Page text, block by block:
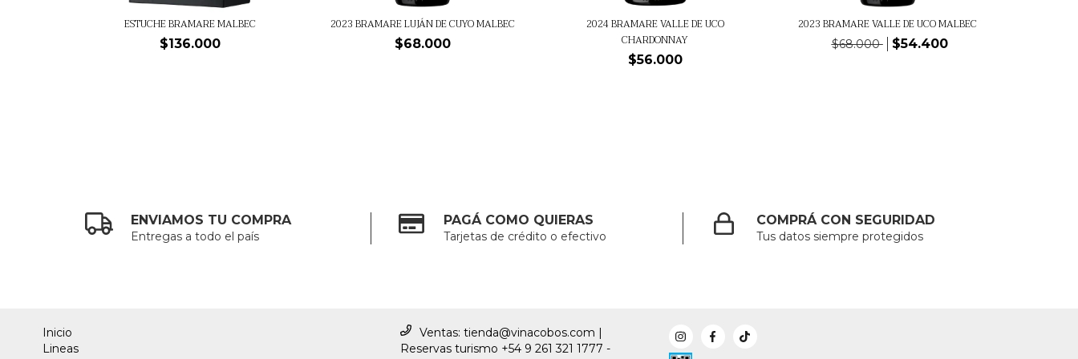
ESTUCHE BRAMARE MALBEC
$136.000
2023 BRAMARE LUJÁN DE CUYO MALBEC
$68.000
2024 BRAMARE VALLE DE UCO
CHARDONNAY
$56.000
2023 BRAMARE VALLE DE UCO MALBEC
$68.000 $54.400
ENVIAMOS TU COMPRA
Entregas a todo el país
PAGÁ COMO QUIERAS
Tarjetas de crédito o efectivo
COMPRÁ CON SEGURIDAD
Tus datos siempre protegidos
Inicio
Lineas
Ventas:tienda@vinacobos.com |
Reservas turismo +54 9 261 321 1777 -